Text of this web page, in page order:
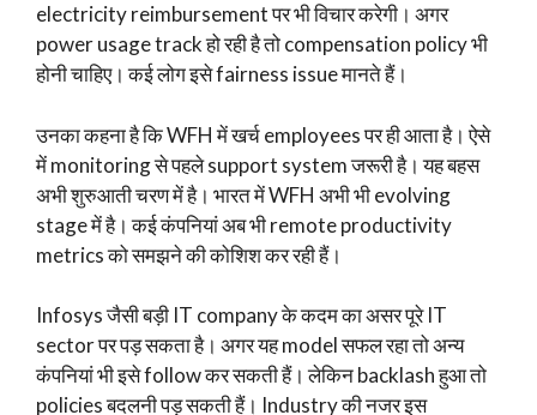
electricity reimbursement पर भी विचार करेगी। अगर
power usage track हो रही है तो compensation policy भी
होनी चाहिए। कई लोग इसे fairness issue मानते हैं।
उनका कहना है कि WFH में खर्च employees पर ही आता है। ऐसे
में monitoring से पहले support system जरूरी है। यह बहस
अभी शुरुआती चरण में है। भारत में WFH अभी भी evolving
stage में है। कई कंपनियां अब भी remote productivity
metrics को समझने की कोशिश कर रही हैं।
Infosys जैसी बड़ी IT company के कदम का असर पूरे IT
sector पर पड़ सकता है। अगर यह model सफल रहा तो अन्य
कंपनियां भी इसे follow कर सकती हैं। लेकिन backlash हुआ तो
policies बदलनी पड़ सकती हैं। Industry की नजर इस